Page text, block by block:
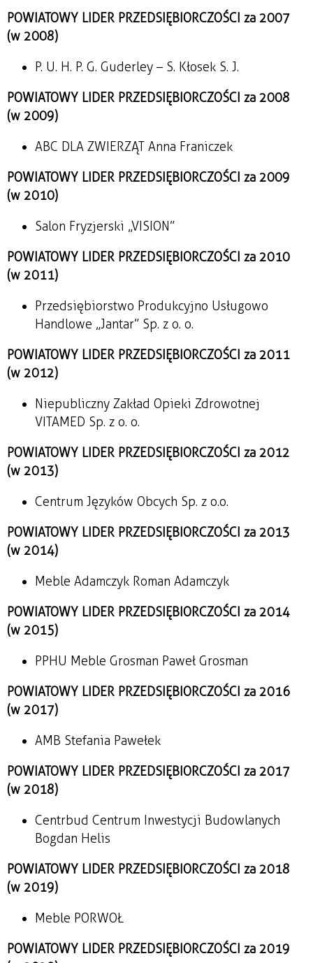
POWIATOWY LIDER PRZEDSIĘBIORCZOŚCI za 2007
(w 2008)
P. U. H. P. G. Guderley – S. Kłosek S. J.
POWIATOWY LIDER PRZEDSIĘBIORCZOŚCI za 2008
(w 2009)
ABC DLA ZWIERZĄT Anna Franiczek
POWIATOWY LIDER PRZEDSIĘBIORCZOŚCI za 2009
(w 2010)
Salon Fryzjerski „VISION”
POWIATOWY LIDER PRZEDSIĘBIORCZOŚCI za 2010
(w 2011)
Przedsiębiorstwo Produkcyjno Usługowo
Handlowe „Jantar” Sp. z o. o.
POWIATOWY LIDER PRZEDSIĘBIORCZOŚCI za 2011
(w 2012)
Niepubliczny Zakład Opieki Zdrowotnej
VITAMED Sp. z o. o.
POWIATOWY LIDER PRZEDSIĘBIORCZOŚCI za 2012
(w 2013)
Centrum Języków Obcych Sp. z o.o.
POWIATOWY LIDER PRZEDSIĘBIORCZOŚCI za 2013
(w 2014)
Meble Adamczyk Roman Adamczyk
POWIATOWY LIDER PRZEDSIĘBIORCZOŚCI za 2014
(w 2015)
PPHU Meble Grosman Paweł Grosman
POWIATOWY LIDER PRZEDSIĘBIORCZOŚCI za 2016
(w 2017)
AMB Stefania Pawełek
POWIATOWY LIDER PRZEDSIĘBIORCZOŚCI za 2017
(w 2018)
Centrbud Centrum Inwestycji Budowlanych
Bogdan Helis
POWIATOWY LIDER PRZEDSIĘBIORCZOŚCI za 2018
(w 2019)
Meble PORWOŁ
POWIATOWY LIDER PRZEDSIĘBIORCZOŚCI za 2019